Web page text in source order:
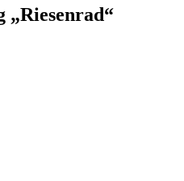
„Riesenrad“